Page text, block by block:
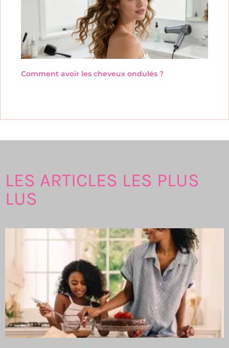
Comment avoir les cheveux ondulés ?
LES ARTICLES LES PLUS
LUS